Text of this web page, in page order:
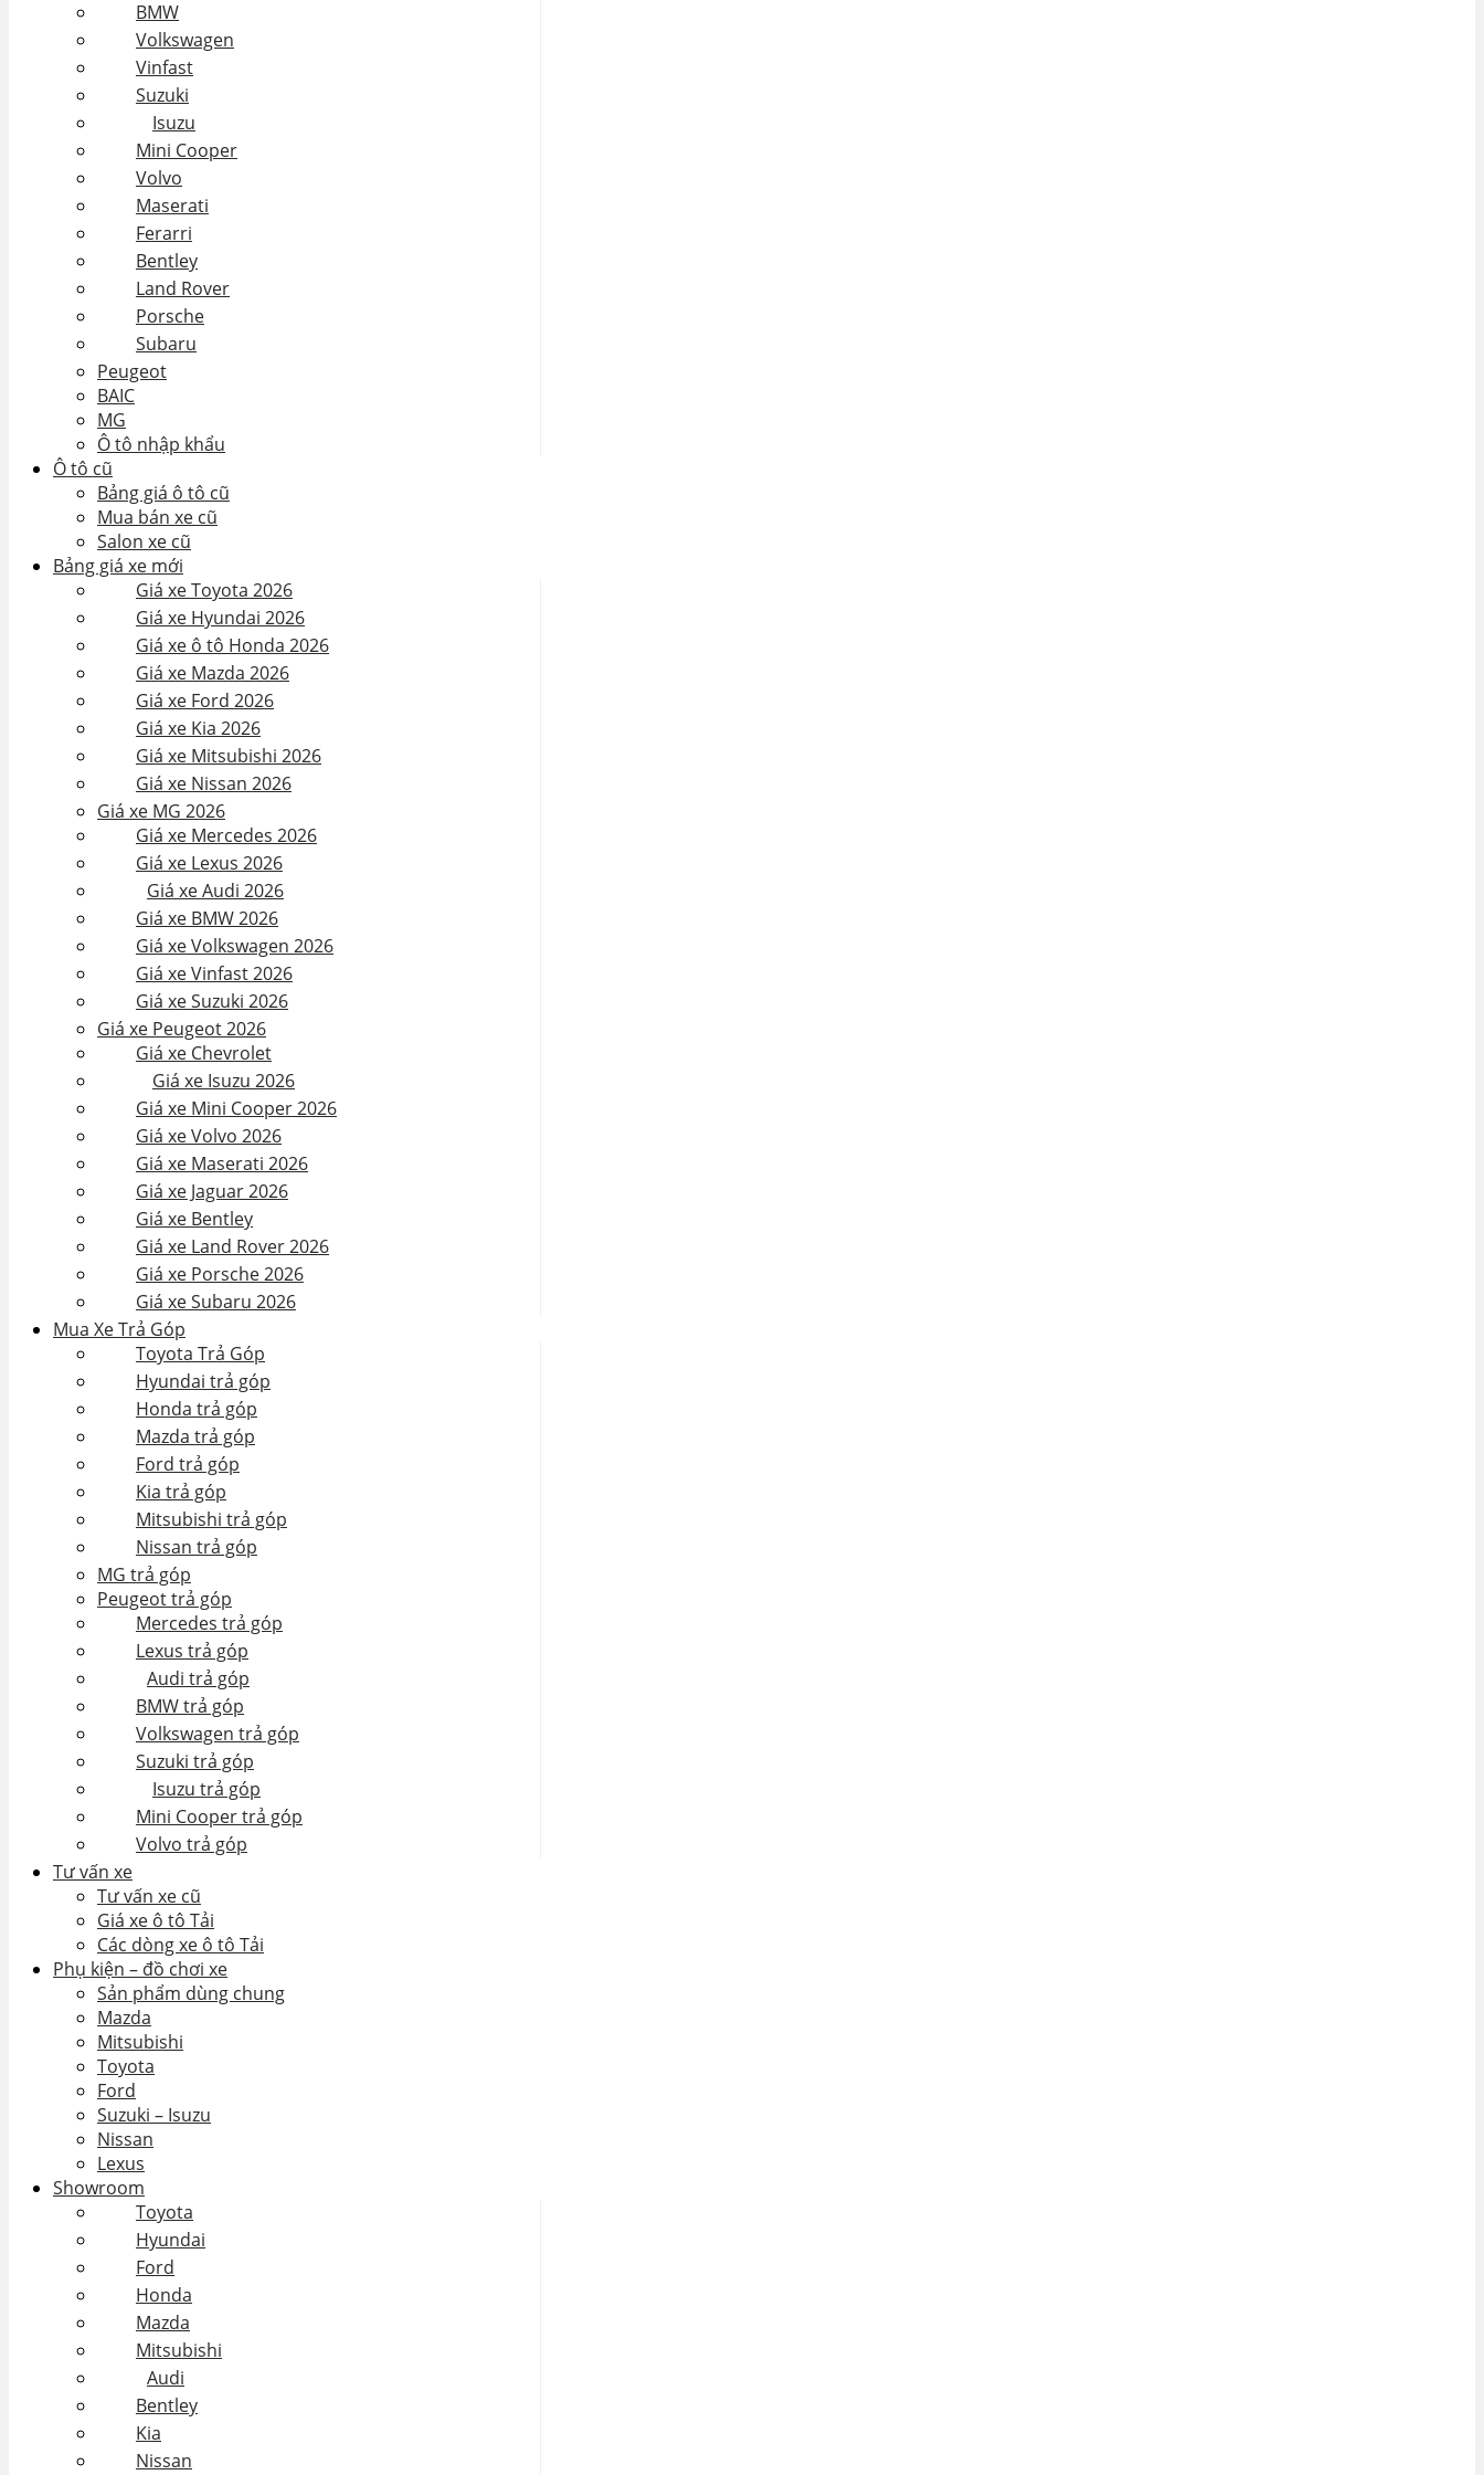
BMW
Volkswagen
Vinfast
Suzuki
Isuzu
Mini Cooper
Volvo
Maserati
Ferarri
Bentley
Land Rover
Porsche
Subaru
Peugeot
BAIC
MG
Ô tô nhập khẩu
Ô tô cũ
Bảng giá ô tô cũ
Mua bán xe cũ
Salon xe cũ
Bảng giá xe mới
Giá xe Toyota 2026
Giá xe Hyundai 2026
Giá xe ô tô Honda 2026
Giá xe Mazda 2026
Giá xe Ford 2026
Giá xe Kia 2026
Giá xe Mitsubishi 2026
Giá xe Nissan 2026
Giá xe MG 2026
Giá xe Mercedes 2026
Giá xe Lexus 2026
Giá xe Audi 2026
Giá xe BMW 2026
Giá xe Volkswagen 2026
Giá xe Vinfast 2026
Giá xe Suzuki 2026
Giá xe Peugeot 2026
Giá xe Chevrolet
Giá xe Isuzu 2026
Giá xe Mini Cooper 2026
Giá xe Volvo 2026
Giá xe Maserati 2026
Giá xe Jaguar 2026
Giá xe Bentley
Giá xe Land Rover 2026
Giá xe Porsche 2026
Giá xe Subaru 2026
Mua Xe Trả Góp
Toyota Trả Góp
Hyundai trả góp
Honda trả góp
Mazda trả góp
Ford trả góp
Kia trả góp
Mitsubishi trả góp
Nissan trả góp
MG trả góp
Peugeot trả góp
Mercedes trả góp
Lexus trả góp
Audi trả góp
BMW trả góp
Volkswagen trả góp
Suzuki trả góp
Isuzu trả góp
Mini Cooper trả góp
Volvo trả góp
Tư vấn xe
Tư vấn xe cũ
Giá xe ô tô Tải
Các dòng xe ô tô Tải
Phụ kiện – đồ chơi xe
Sản phẩm dùng chung
Mazda
Mitsubishi
Toyota
Ford
Suzuki – Isuzu
Nissan
Lexus
Showroom
Toyota
Hyundai
Ford
Honda
Mazda
Mitsubishi
Audi
Bentley
Kia
Nissan